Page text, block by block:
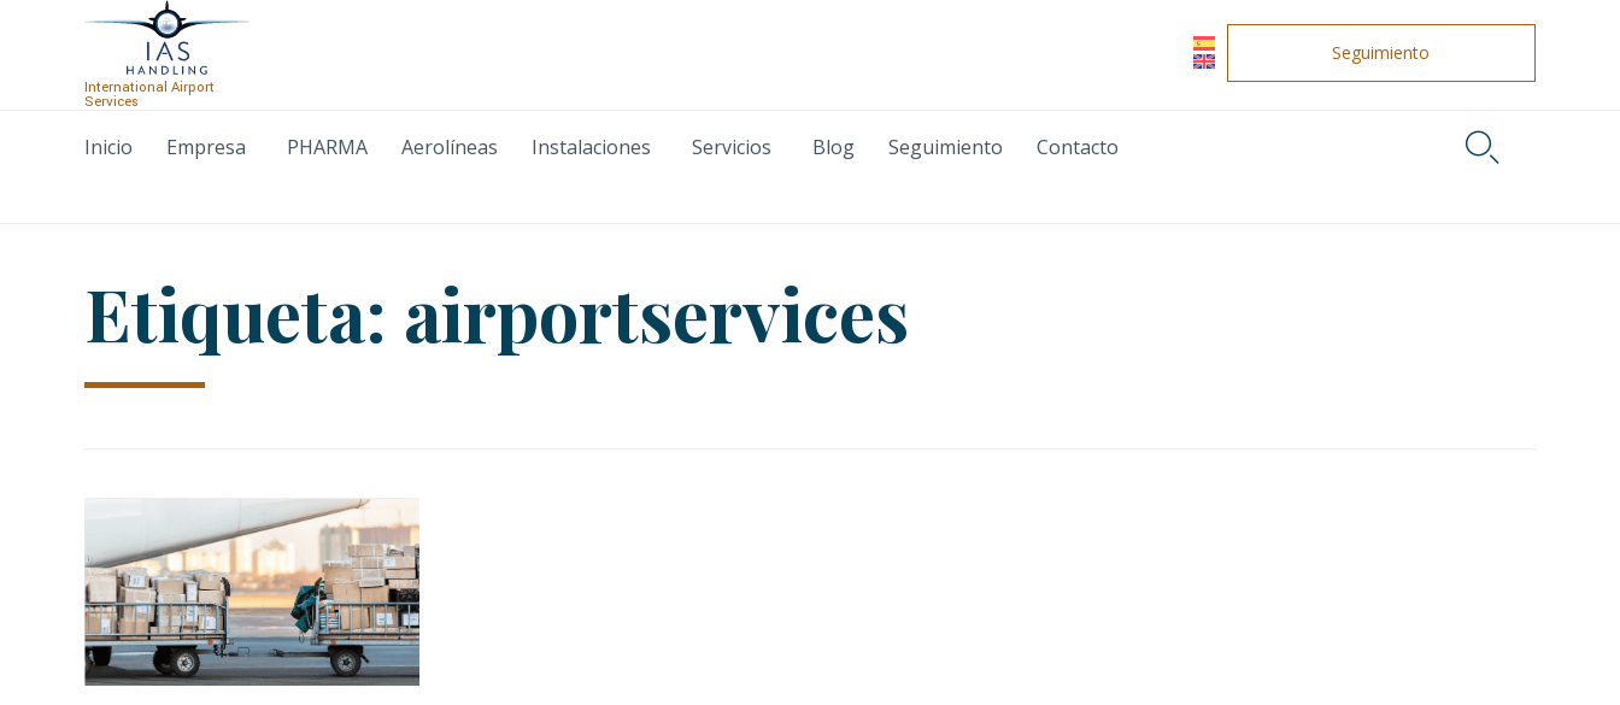
International Airport
Services
Seguimiento
to
Inicio Empresa PHARMA Aerolíneas Instalaciones Servicios Blog Seguimiento Contacto 
Etiqueta: airportservices